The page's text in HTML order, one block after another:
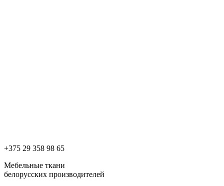
+375 29 358 98 65
Мебельные ткани
белорусских производителей